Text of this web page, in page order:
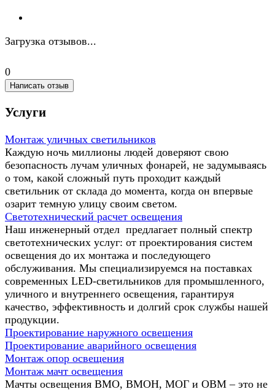
Загрузка отзывов...
0
Написать отзыв
Услуги
Монтаж уличных светильников
Каждую ночь миллионы людей доверяют свою
безопасность лучам уличных фонарей, не задумываясь
о том, какой сложный путь проходит каждый
светильник от склада до момента, когда он впервые
озарит темную улицу своим светом.
Светотехнический расчет освещения
Наш инженерный отдел предлагает полный спектр
светотехнических услуг: от проектирования систем
освещения до их монтажа и последующего
обслуживания. Мы специализируемся на поставках
современных LED-светильников для промышленного,
уличного и внутреннего освещения, гарантируя
качество, эффективность и долгий срок службы нашей
продукции.
Проектирование наружного освещения
Проектирование аварийного освещения
Монтаж опор освещения
Монтаж мачт освещения
Мачты освещения ВМО, ВМОН, МОГ и ОВМ – это не